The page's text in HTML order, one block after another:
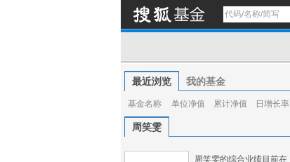
最近浏览 我的基金
基金名称 单位净值 累计净值 日增长率
周笑雯
周笑雯的综合业绩目前在